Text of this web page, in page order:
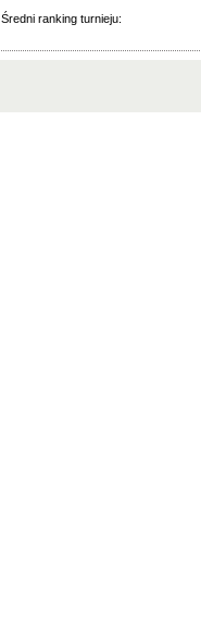
Średni ranking turnieju: